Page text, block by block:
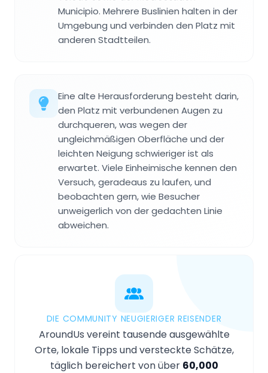
Municipio. Mehrere Buslinien halten in der
Umgebung und verbinden den Platz mit
anderen Stadtteilen.
Eine alte Herausforderung besteht darin,
den Platz mit verbundenen Augen zu
durchqueren, was wegen der
ungleichmäßigen Oberfläche und der
leichten Neigung schwieriger ist als
erwartet. Viele Einheimische kennen den
Versuch, geradeaus zu laufen, und
beobachten gern, wie Besucher
unweigerlich von der gedachten Linie
abweichen.
DIE COMMUNITY NEUGIERIGER REISENDER
AroundUs vereint tausende ausgewählte
Orte, lokale Tipps und versteckte Schätze,
täglich bereichert von über 60,000